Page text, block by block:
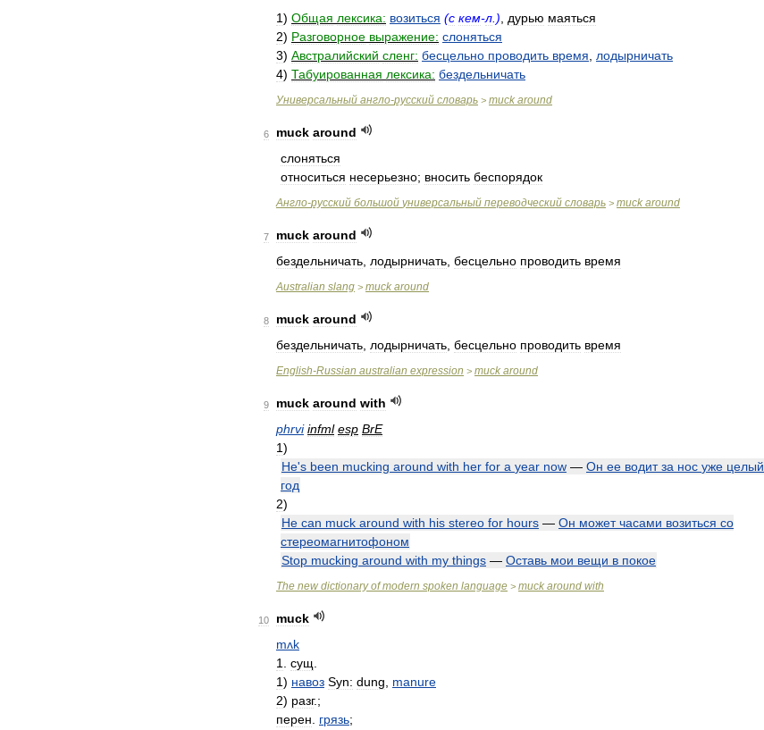
1) Общая лексика: возиться (с кем-л .) дурью маяться
2) Разговорное выражение: слоняться
3) Австралийский сленг: бесцельно проводить время
лодырничать
4) Табуированная лексика: бездельничать
Универсальный англо-русский словарь > muck around
6 muck around
слоняться
относиться несерьезно; вносить беспорядок
Англо-русский большой универсальный переводческий словарь > muck around
7 muck around
бездельничать лодырничать бесцельно проводить время
Australian slang > muck around
8 muck around
бездельничать лодырничать бесцельно проводить время
English-Russian australian expression > muck around
9 muck around with
phrvi infml esp BrE
1)
He's been mucking around with her for a year now — Он ее водит за нос уже целый
год
2)
He can muck around with his stereo for hours — Он может часами возиться со
стереомагнитофоном
Stop mucking around with my things — Оставь мои вещи в покое
The new dictionary of modern spoken language > muck around with
10
muck
mʌk
1
сущ
1) навоз Syn: dung
manure
2) разг.;
перен
грязь;